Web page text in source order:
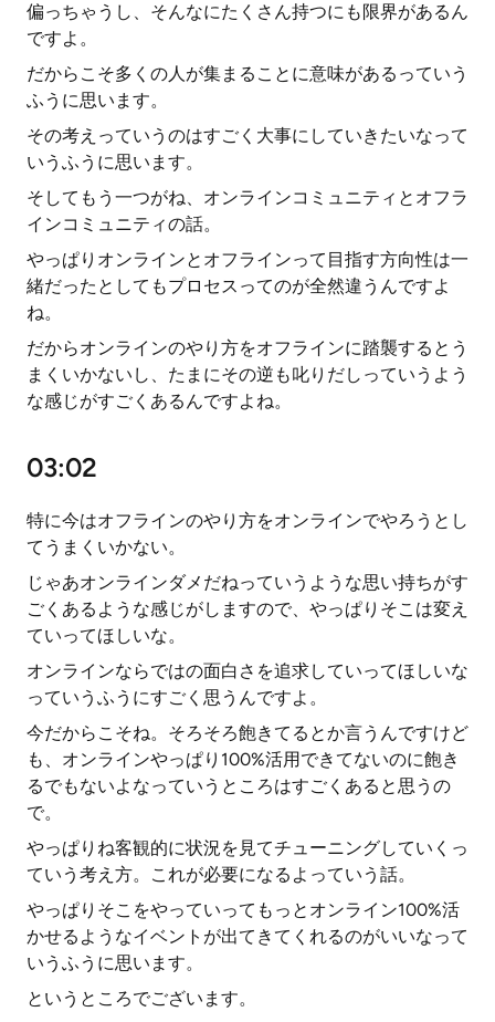
偏っちゃうし、そんなにたくさん持つにも限界があるん
ですよ。
だからこそ多くの人が集まることに意味があるっていう
ふうに思います。
その考えっていうのはすごく大事にしていきたいなって
いうふうに思います。
そしてもう一つがね、オンラインコミュニティとオフラ
インコミュニティの話。
やっぱりオンラインとオフラインって目指す方向性は一
緒だったとしてもプロセスってのが全然違うんですよ
ね。
だからオンラインのやり方をオフラインに踏襲するとう
まくいかないし、たまにその逆も叱りだしっていうよう
な感じがすごくあるんですよね。
03:02
特に今はオフラインのやり方をオンラインでやろうとし
てうまくいかない。
じゃあオンラインダメだねっていうような思い持ちがす
ごくあるような感じがしますので、やっぱりそこは変え
ていってほしいな。
オンラインならではの面白さを追求していってほしいな
っていうふうにすごく思うんですよ。
今だからこそね。そろそろ飽きてるとか言うんですけど
も、オンラインやっぱり100%活用できてないのに飽き
るでもないよなっていうところはすごくあると思うの
で。
やっぱりね客観的に状況を見てチューニングしていくっ
ていう考え方。これが必要になるよっていう話。
やっぱりそこをやっていってもっとオンライン100%活
かせるようなイベントが出てきてくれるのがいいなって
いうふうに思います。
というところでございます。